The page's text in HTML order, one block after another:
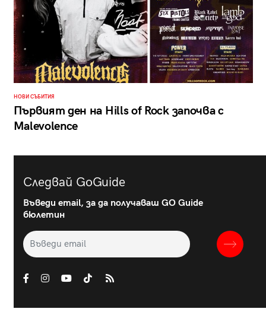
НОВИ СЪБИТИЯ
Първият ден на Hills of Rock започва с
Malevolence
Следвай GoGuide
Въведи email, за да получаваш GO Guide
бюлетин